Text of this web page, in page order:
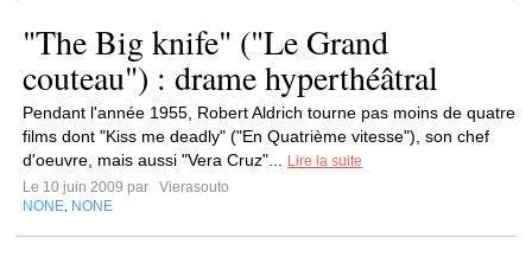
"The Big knife" ("Le Grand
couteau") : drame hyperthéâtral
Pendant l'année 1955, Robert Aldrich tourne pas moins de quatre
films dont "Kiss me deadly" ("En Quatrième vitesse"), son chef
d'oeuvre, mais aussi "Vera Cruz"...
Lire la suite
Le 10 juin 2009 par
Vierasouto
NONE NONE